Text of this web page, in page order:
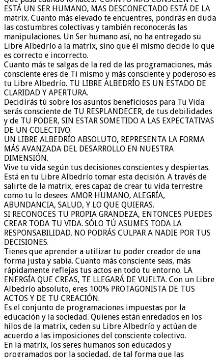
ESTÁ UN SER HUMANO, MAS DESCONECTADO ESTÁ DE LA
matrix. Cuanto más elevado te encuentres, pondrás en duda
las costumbres colectivas y también reconocerás las
manipulaciones. Un Ser humano así, no ha entregado su
Libre Albedrío a la matrix, sino que él mismo decide lo que
es correcto e incorrecto.
Cuanto más te salgas de la red de las programaciones, más
consciente eres de Ti mismo y más consciente y poderoso es
tu Libre Albedrío. TU LIBRE ALBEDRÍO ES UN ESTADO DE
CLARIDAD Y APERTURA.
Decidirás tú sobre los asuntos beneficiosos para Tu Vida:
serás consciente de TU RESPLANDECER, de tus debilidades
y de TU PODER, SIN ESTAR SOMETIDO A LAS EXPECTATIVAS
DE UN COLECTIVO.
UN LIBRE ALBEDRÍO ABSOLUTO, REPRESENTA LA FORMA
MÁS AVANZADA DEL DESARROLLO EN NUESTRA
DIMENSIÓN.
Vive tu vida según tus decisiones conscientes y despiertas.
Está en tu Libre Albedrío tomar esta decisión. A través de
salirte de la matrix, eres capaz de crear tu vida terrestre
como tu lo desees: AMOR HUMANO, ALEGRÍA,
ABUNDANCIA, SALUD, Y LO QUE QUIERAS.
SI RECONOCES TU PROPIA GRANDEZA, ENTONCES PUEDES
CREAR TODA TU VIDA. SÓLO TÚ ASUMES TODA LA
RESPONSABILIDAD. NO PODRÁS CULPAR A NADIE POR TUS
DECISIONES.
Tienes que aprender a utilizar tu poder creador de una
forma justa y sabia. Cuanto más consciente seas, más
rápidamente reflejas tus actos en todo tu entorno. LA
ENERGÍA QUE CREAS, TE LLEGARÁ DE VUELTA. Con un Libre
Albedrío absoluto, eres 100% PROTAGONISTA DE TUS
ACTOS Y DE TU CREACIÓN.
Es el conjunto de programaciones impuestas por la
educación y la sociedad. Quienes están enredados en los
hilos de la matrix, ceden su Libre Albedrío y actúan de
acuerdo a las imposiciones del consciente colectivo.
En la matrix, los seres humanos son educados y
programados por la sociedad, de tal forma que las